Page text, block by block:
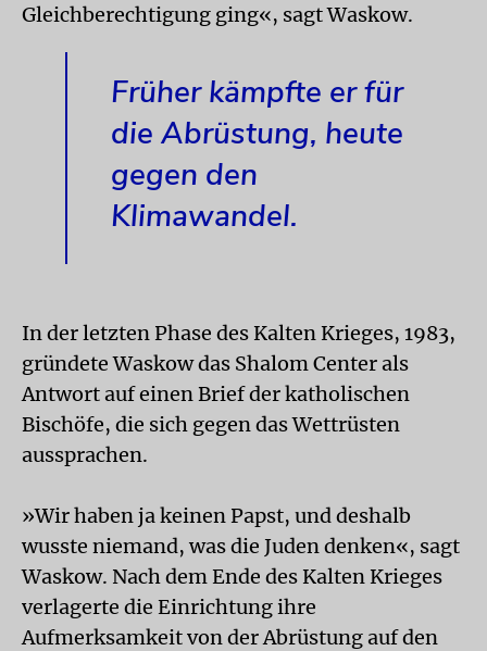
Gleichberechtigung ging«, sagt Waskow.
Früher kämpfte er für
die Abrüstung, heute
gegen den
Klimawandel.
In der letzten Phase des Kalten Krieges, 1983,
gründete Waskow das Shalom Center als
Antwort auf einen Brief der katholischen
Bischöfe, die sich gegen das Wettrüsten
aussprachen.
»Wir haben ja keinen Papst, und deshalb
wusste niemand, was die Juden denken«, sagt
Waskow. Nach dem Ende des Kalten Krieges
verlagerte die Einrichtung ihre
Aufmerksamkeit von der Abrüstung auf den